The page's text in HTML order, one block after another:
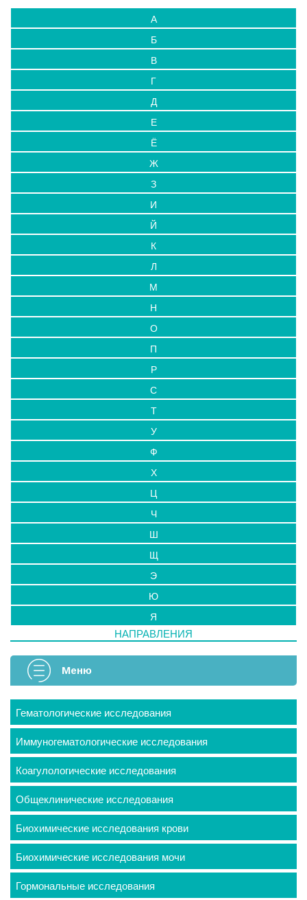
А
Б
В
Г
Д
Е
Ё
Ж
З
И
Й
К
Л
М
Н
О
П
Р
С
Т
У
Ф
Х
Ц
Ч
Ш
Щ
Э
Ю
Я
НАПРАВЛЕНИЯ
Меню
Гематологические исследования
Иммуногематологические исследования
Коагулологические исследования
Общеклинические исследования
Биохимические исследования крови
Биохимические исследования мочи
Гормональные исследования